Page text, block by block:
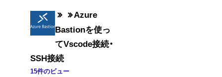
Azure
Bastionを使っ
てVscode接続・
SSH接続
15件のビュー